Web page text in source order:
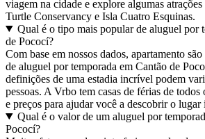
viagem na cidade e explore algumas
Turtle Conservancy e Isla Cuatro Esquinas.
Qual é o tipo mais popular de aluguel por
de Pococí?
Com base em nossos dados, apartamento
de aluguel por temporada em Cantão de
definições de uma estadia incrível podem
pessoas. A Vrbo tem casas de férias de
e preços para ajudar você a descobrir o lugar
Qual é o valor de um aluguel por
Pococí?